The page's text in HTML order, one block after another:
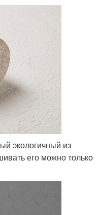
экологичный из
его можно только